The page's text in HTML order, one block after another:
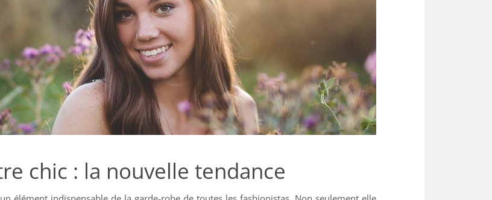
chic : la nouvelle tendance